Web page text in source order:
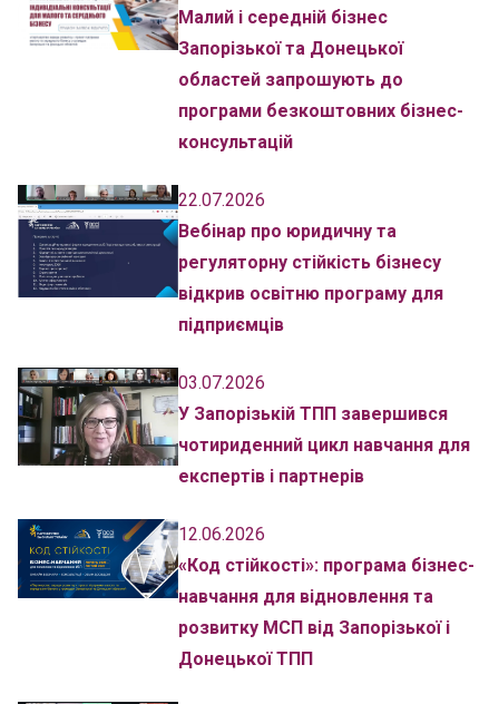
Малий і середній бізнес
Запорізької та Донецької
областей запрошують до
програми безкоштовних бізнес-
консультацій
22.07.2026
Вебінар про юридичну та
регуляторну стійкість бізнесу
відкрив освітню програму для
підприємців
03.07.2026
У Запорізькій ТПП завершився
чотириденний цикл навчання для
експертів і партнерів
12.06.2026
«Код стійкості»: програма бізнес-
навчання для відновлення та
розвитку МСП від Запорізької і
Донецької ТПП